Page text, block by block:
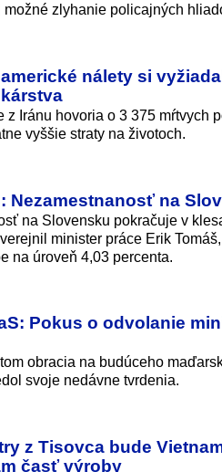
možné zlyhanie policajných
nálety si
z Iránu hovoria o 3 375 mŕtvych
vyššie straty na životoch.
Nezamestnanosť na
na Slovensku pokračuje v
minister práce Erik
na úroveň 4,03 percenta.
Pokus o odvolanie
obracia na budúceho
svoje nedávne tvrdenia.
z Tisovca bude
časť výroby